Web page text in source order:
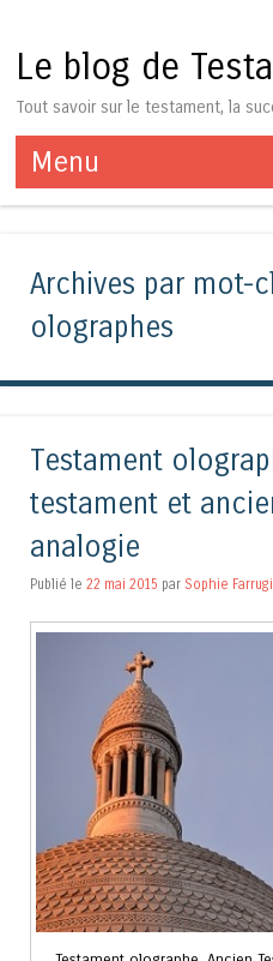
Le blog de
Tout savoir sur le testament, la
Menu
Aller au contenu
Archives par mot-
olographes
Testament
testament et
analogie
Publié le 22 mai 2015 par Sophie